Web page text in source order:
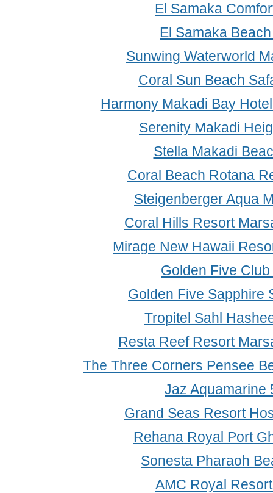
El Samaka
El Samaka
Sunwing Waterworld
Coral Sun Beach
Harmony Makadi Bay
Serenity Makadi
Stella Makadi
Coral Beach Rotana
Steigenberger Aqua
Coral Hills Resort
Mirage New Hawaii
Golden Five
Golden Five Sapphire
Tropitel Sahl
Resta Reef Resort
The Three Corners Pensee
Jaz Aquamarine
Grand Seas Resort
Rehana Royal Port
Sonesta Pharaoh
AMC Royal